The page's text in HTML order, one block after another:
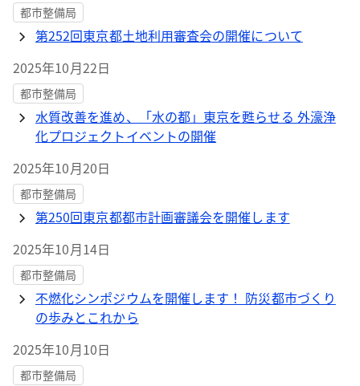
都市整備局
第252回東京都土地利用審査会の開催について
2025年10月22日
都市整備局
水質改善を進め、「水の都」東京を甦らせる 外濠浄
化プロジェクトイベントの開催
2025年10月20日
都市整備局
第250回東京都都市計画審議会を開催します
2025年10月14日
都市整備局
不燃化シンポジウムを開催します！ 防災都市づくり
の歩みとこれから
2025年10月10日
都市整備局